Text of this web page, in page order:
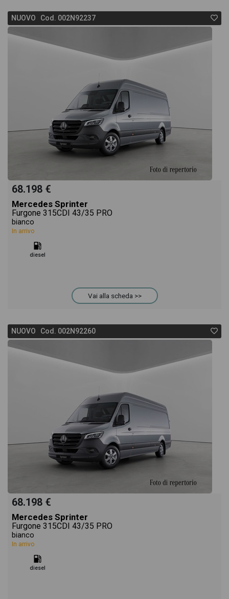
NUOVO Cod. 002N92237
68.198 €
Mercedes Sprinter
Furgone 315CDI 43/35 PRO
bianco
In arrivo
diesel
Vai alla scheda >>
NUOVO Cod. 002N92260
68.198 €
Mercedes Sprinter
Furgone 315CDI 43/35 PRO
bianco
In arrivo
diesel